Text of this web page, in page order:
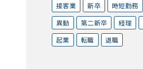
接客業
新卒 時短勤務
異動
第二新卒 経理
起業
転職 退職